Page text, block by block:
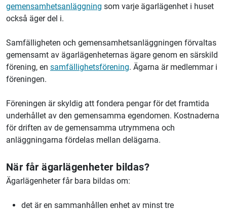
gemensamhetsanläggning som varje ägarlägenhet i huset
också äger del i.
Samfälligheten och gemensamhetsanläggningen förvaltas
gemensamt av ägarlägenheternas ägare genom en särskild
förening, en samfällighetsförening. Ägarna är medlemmar i
föreningen.
Föreningen är skyldig att fondera pengar för det framtida
underhållet av den gemensamma egendomen. Kostnaderna
för driften av de gemensamma utrymmena och
anläggningarna fördelas mellan delägarna.
När får ägarlägenheter bildas?
Ägarlägenheter får bara bildas om:
det är en sammanhållen enhet av minst tre